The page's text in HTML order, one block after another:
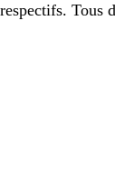
Tous